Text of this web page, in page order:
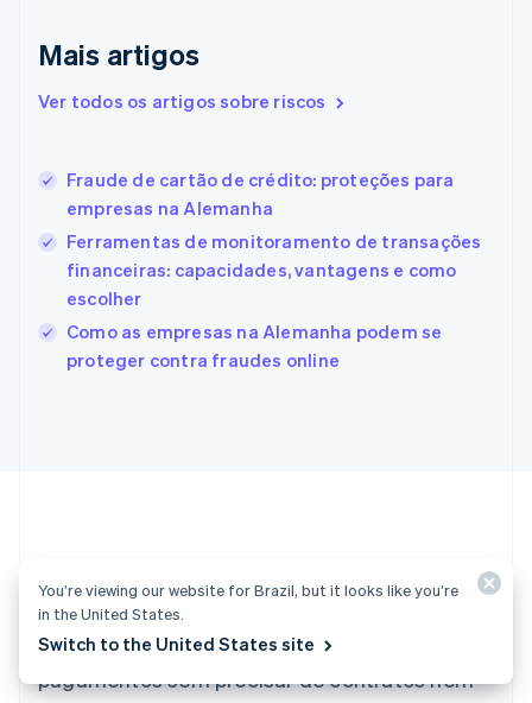
Mais artigos
Ver todos os artigos sobre riscos
Fraude de cartão de crédito: proteções para
empresas na Alemanha
Ferramentas de monitoramento de transações
financeiras: capacidades, vantagens e como
escolher
Como as empresas na Alemanha podem se
proteger contra fraudes online
Vamos começar?
Crie uma conta e comece a aceitar
pagamentos sem precisar de contratos nem
EnglishItaliano
Español English
Estônia
Finlândia
EnglishSvenska
França
Français
English
Grécia
ItalianoEnglish
Japão
Letônia
English
You’re viewing our website for Brazil, but it looks like you’re
in the United States.
Switch to the United States site